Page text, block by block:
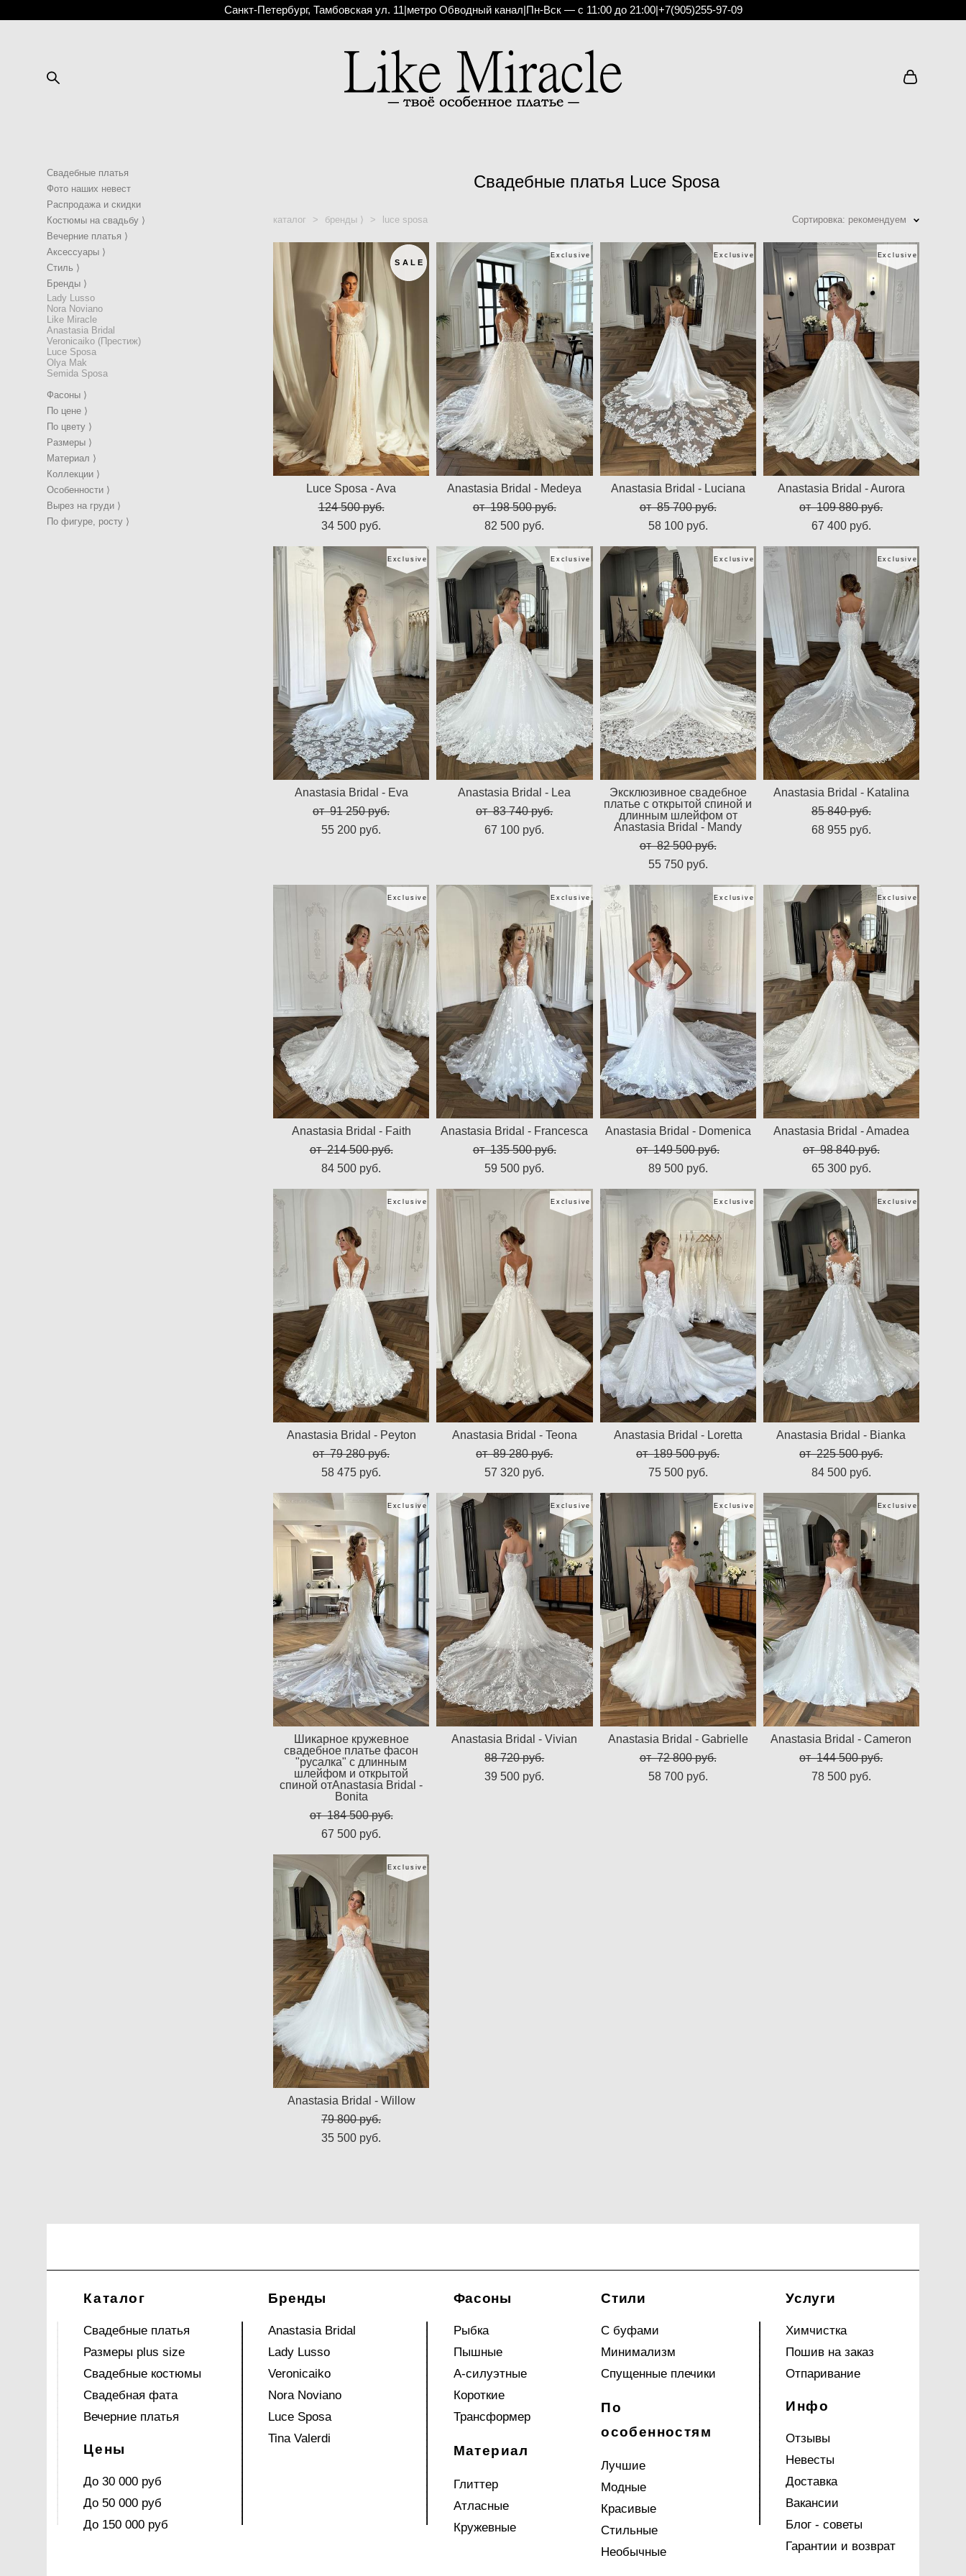
Санкт-Петербург, Тамбовская ул. 11|метро Обводный канал|Пн-Вск — с 11:00 до 21:00|+7(905)255-97-09
Свадебные платья
Фото наших невест
Распродажа и скидки
Костюмы на свадьбу ⟩
Вечерние платья ⟩
Аксессуары ⟩
Стиль ⟩
Бренды ⟩
Lady Lusso
Nora Noviano
Like Miracle
Anastasia Bridal
Veronicaiko (Престиж)
Luce Sposa
Olya Mak
Semida Sposa
Фасоны ⟩
По цене ⟩
По цвету ⟩
Размеры ⟩
Материал ⟩
Коллекции ⟩
Особенности ⟩
Вырез на груди ⟩
По фигуре, росту ⟩
Свадебные платья Luce Sposa
каталог > бренды ⟩ > luce sposa Сортировка: рекомендуем
SALE
Luce Sposa - Ava
124 500 pуб.
34 500 pуб.
Exclusive
Anastasia Bridal - Medeya
от 198 500 pуб.
82 500 pуб.
Exclusive
Anastasia Bridal - Luciana
от 85 700 pуб.
58 100 pуб.
Exclusive
Anastasia Bridal - Aurora
от 109 880 pуб.
67 400 pуб.
Exclusive
Anastasia Bridal - Eva
от 91 250 pуб.
55 200 pуб.
Exclusive
Anastasia Bridal - Lea
от 83 740 pуб.
67 100 pуб.
Exclusive
Эксклюзивное свадебное
платье с открытой спиной и
длинным шлейфом от
Anastasia Bridal - Mandy
от 82 500 pуб.
55 750 pуб.
Exclusive
Anastasia Bridal - Katalina
85 840 pуб.
68 955 pуб.
Exclusive
Anastasia Bridal - Faith
от 214 500 pуб.
84 500 pуб.
Exclusive
Anastasia Bridal - Francesca
от 135 500 pуб.
59 500 pуб.
Exclusive
Anastasia Bridal - Domenica
от 149 500 pуб.
89 500 pуб.
Exclusive
Anastasia Bridal - Amadea
от 98 840 pуб.
65 300 pуб.
Exclusive
Anastasia Bridal - Peyton
от 79 280 pуб.
58 475 pуб.
Exclusive
Anastasia Bridal - Teona
от 89 280 pуб.
57 320 pуб.
Exclusive
Anastasia Bridal - Loretta
от 189 500 pуб.
75 500 pуб.
Exclusive
Anastasia Bridal - Bianka
от 225 500 pуб.
84 500 pуб.
Exclusive
Шикарное кружевное
свадебное платье фасон
"русалка" с длинным
шлейфом и открытой
спиной отAnastasia Bridal -
Bonita
от 184 500 pуб.
67 500 pуб.
Exclusive
Anastasia Bridal - Vivian
88 720 pуб.
39 500 pуб.
Exclusive
Anastasia Bridal - Gabrielle
от 72 800 pуб.
58 700 pуб.
Exclusive
Anastasia Bridal - Cameron
от 144 500 pуб.
78 500 pуб.
Exclusive
Anastasia Bridal - Willow
79 800 pуб.
35 500 pуб.
Каталог
Свадебные платья
Размеры plus size
Свадебные костюмы
Свадебная фата
Вечерние платья
Цены
До 30 000 руб
До 50 000 руб
До 150 000 руб
Бренды
Anastasia Bridal
Lady Lusso
Veronicaiko
Nora Noviano
Luce Sposa
Tina Valerdi
Фасоны
Рыбка
Пышные
А-силуэтные
Короткие
Трансформер
Материал
Глиттер
Атласные
Кружевные
Стили
С буфами
Минимализм
Спущенные плечики
По
особенностям
Лучшие
Модные
Красивые
Стильные
Необычные
Услуги
Химчистка
Пошив на заказ
Отпаривание
Инфо
Отзывы
Невесты
Доставка
Вакансии
Блог - советы
Гарантии и возврат